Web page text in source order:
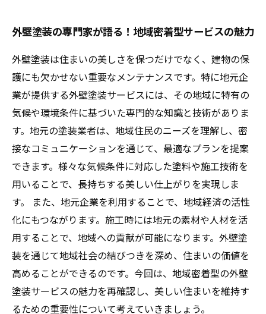
外壁塗装の専門家が語る！地域密着型サービスの魅力
外壁塗装は住まいの美しさを保つだけでなく、建物の保
護にも欠かせない重要なメンテナンスです。特に地元企
業が提供する外壁塗装サービスには、その地域に特有の
気候や環境条件に基づいた専門的な知識と技術がありま
す。地元の塗装業者は、地域住民のニーズを理解し、密
接なコミュニケーションを通じて、最適なプランを提案
できます。様々な気候条件に対応した塗料や施工技術を
用いることで、長持ちする美しい仕上がりを実現しま
す。 また、地元企業を利用することで、地域経済の活性
化にもつながります。施工時には地元の素材や人材を活
用することで、地域への貢献が可能になります。外壁塗
装を通じて地域社会の結びつきを深め、住まいの価値を
高めることができるのです。今回は、地域密着型の外壁
塗装サービスの魅力を再確認し、美しい住まいを維持す
るための重要性について考えていきましょう。